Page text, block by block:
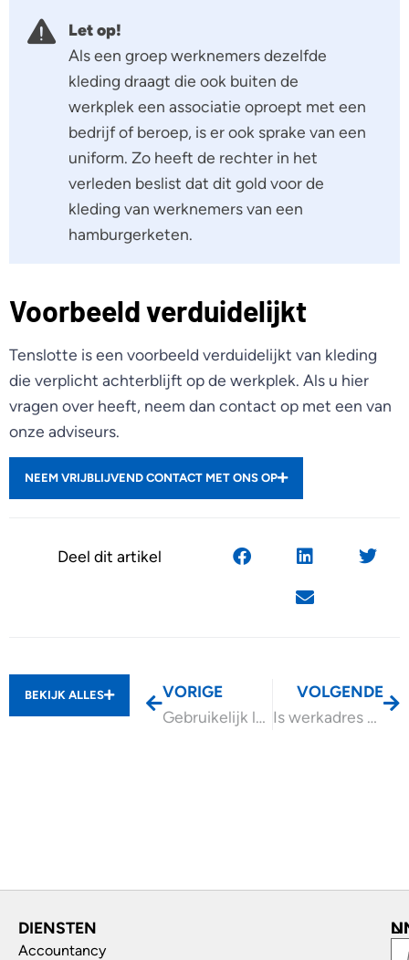
Let op!
Als een groep werknemers dezelfde
kleding draagt die ook buiten de
werkplek een associatie oproept met een
bedrijf of beroep, is er ook sprake van een
uniform. Zo heeft de rechter in het
verleden beslist dat dit gold voor de
kleding van werknemers van een
hamburgerketen.
Voorbeeld verduidelijkt
Tenslotte is een voorbeeld verduidelijkt van kleding
die verplicht achterblijft op de werkplek. Als u hier
vragen over heeft, neem dan contact op met een van
onze adviseurs.
NEEM VRIJBLIJVEND CONTACT MET ONS OP
Deel dit artikel
BEKIJK ALLES
VORIGE
Gebruikelijk loon na stoppen onderneming
VOLGENDE
Is werkadres verblijfplaats voor bepaling zorgkosten?
DIENSTEN
Accountancy